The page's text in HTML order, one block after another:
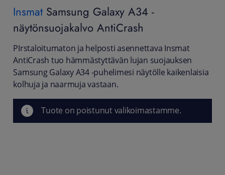
Insmat Samsung Galaxy A34 -
näytönsuojakalvo AntiCrash
PIrstaloitumaton ja helposti asennettava Insmat
AntiCrash tuo hämmästyttävän lujan suojauksen
Samsung Galaxy A34 -puhelimesi näytölle kaikenlaisia
kolhuja ja naarmuja vastaan.
Tuote on poistunut valikoimastamme.